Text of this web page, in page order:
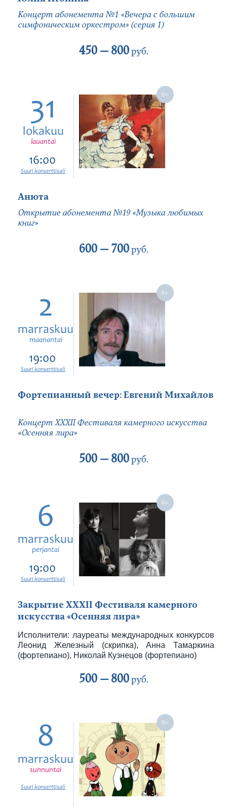
Концерт абонемента №1 «Вечера с большим
симфоническим оркестром» (серия 1)
450 — 800руб.
31
lokakuu
lauantai
16:00
Suuri konserttisali
Анюта
Открытие абонемента №19 «Музыка любимых
книг»
600 — 700руб.
2
marraskuu
maanantai
19:00
Suuri konserttisali
Фортепианный вечер: Евгений Михайлов
Концерт XXXII Фестиваля камерного искусства
«Осенняя лира»
500 — 800руб.
6
marraskuu
perjantai
19:00
Suuri konserttisali
Закрытие XXXII Фестиваля камерного
искусства «Осенняя лира»
Исполнители: лауреаты международных конкурсов
Леонид Железный (скрипка), Анна Тамаркина
(фортепиано), Николай Кузнецов (фортепиано)
500 — 800руб.
8
marraskuu
sunnuntai
Suuri konserttisali